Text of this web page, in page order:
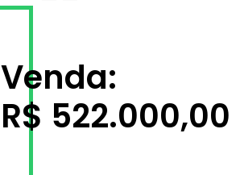
Venda:
R$ 522.000,00